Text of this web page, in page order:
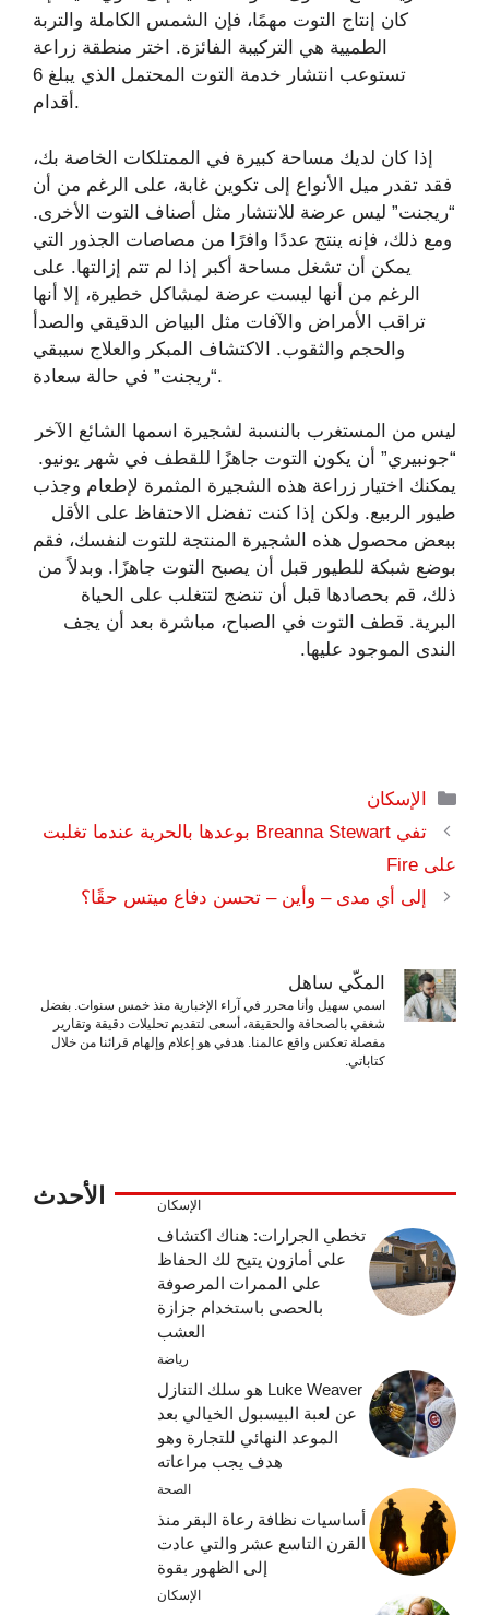
كان إنتاج التوت مهمًا، فإن الشمس الكاملة والتربة
الطميية هي التركيبة الفائزة. اختر منطقة زراعة
تستوعب انتشار خدمة التوت المحتمل الذي يبلغ 6
أقدام.
إذا كان لديك مساحة كبيرة في الممتلكات الخاصة بك،
فقد تقدر ميل الأنواع إلى تكوين غابة، على الرغم من أن
“ريجنت” ليس عرضة للانتشار مثل أصناف التوت الأخرى.
ومع ذلك، فإنه ينتج عددًا وافرًا من مصاصات الجذور التي
يمكن أن تشغل مساحة أكبر إذا لم تتم إزالتها. على
الرغم من أنها ليست عرضة لمشاكل خطيرة، إلا أنها
تراقب الأمراض والآفات مثل البياض الدقيقي والصدأ
والحجم والثقوب. الاكتشاف المبكر والعلاج سيبقي
“ريجنت” في حالة سعادة.
ليس من المستغرب بالنسبة لشجيرة اسمها الشائع الآخر
“جونبيري” أن يكون التوت جاهزًا للقطف في شهر يونيو.
يمكنك اختيار زراعة هذه الشجيرة المثمرة لإطعام وجذب
طيور الربيع. ولكن إذا كنت تفضل الاحتفاظ على الأقل
ببعض محصول هذه الشجيرة المنتجة للتوت لنفسك، فقم
بوضع شبكة للطيور قبل أن يصبح التوت جاهزًا. وبدلاً من
ذلك، قم بحصادها قبل أن تنضج لتتغلب على الحياة
البرية. قطف التوت في الصباح، مباشرة بعد أن يجف
الندى الموجود عليها.
التصنيفات
الإسكان
تفي Breanna Stewart بوعدها بالحرية عندما تغلبت
على Fire
إلى أي مدى – وأين – تحسن دفاع ميتس حقًا؟
المكّي ساهل
اسمي سهيل وأنا محرر في آراء الإخبارية منذ خمس سنوات. بفضل
شغفي بالصحافة والحقيقة، أسعى لتقديم تحليلات دقيقة وتقارير
مفصلة تعكس واقع عالمنا. هدفي هو إعلام وإلهام قرائنا من خلال
كتاباتي.
الأحدث الإسكان
تخطي الجرارات: هناك اكتشاف
على أمازون يتيح لك الحفاظ
على الممرات المرصوفة
بالحصى باستخدام جزازة
العشب
رياضة
Luke Weaver هو سلك التنازل
عن لعبة البيسبول الخيالي بعد
الموعد النهائي للتجارة وهو
هدف يجب مراعاته
الصحة
أساسيات نظافة رعاة البقر منذ
القرن التاسع عشر والتي عادت
إلى الظهور بقوة
الإسكان